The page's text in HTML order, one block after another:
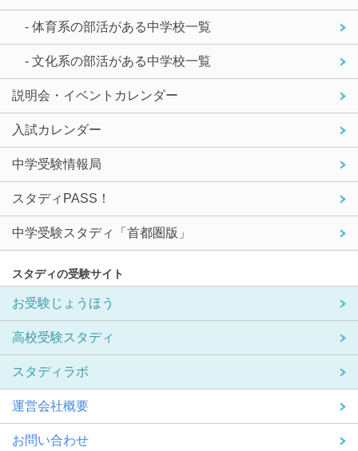
- 体育系の部活がある中学校一覧
- 文化系の部活がある中学校一覧
説明会・イベントカレンダー
入試カレンダー
中学受験情報局
スタディPASS！
中学受験スタディ「首都圏版」
スタディの受験サイト
お受験じょうほう
高校受験スタディ
スタディラボ
運営会社概要
お問い合わせ